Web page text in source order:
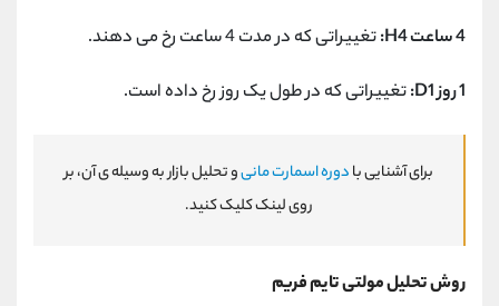
4 ساعت H4:
تغییراتی که در مدت 4 ساعت رخ می ‌دهند.
1 روز D1:
تغییراتی که در طول یک روز رخ داده است.
برای آشنایی بادوره اسمارت مانیو تحلیل بازار به وسیله ی آن، بر
روی لینک کلیک کنید.
روش تحلیل مولتی تایم فریم